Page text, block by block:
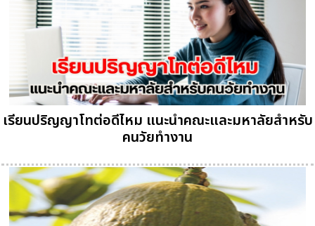
เรียนปริญญาโทต่อดีไหม แนะนำคณะและมหาลัยสำหรับ
คนวัยทำงาน